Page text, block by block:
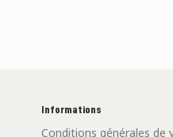
Informations
Conditions générales de